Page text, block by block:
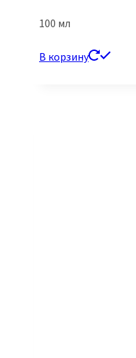
100 мл
В корзину